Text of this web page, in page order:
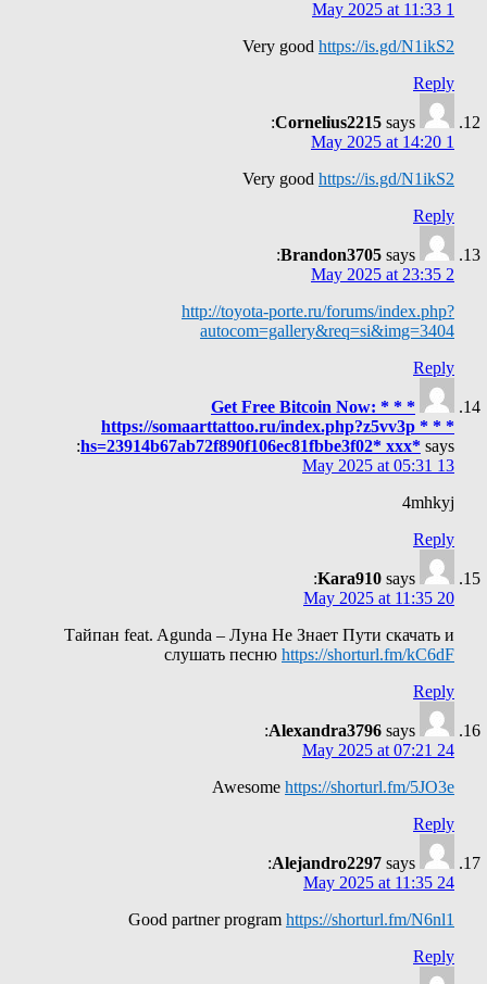
1 May 2025 at 11:33
Very good https://is.gd/N1ikS2
Reply
Cornelius2215 says:
1 May 2025 at 14:20
Very good https://is.gd/N1ikS2
Reply
Brandon3705 says:
2 May 2025 at 23:35
http://toyota-porte.ru/forums/index.php?
autocom=gallery&req=si&img=3404
Reply
* * * Get Free Bitcoin Now:
https://somaarttattoo.ru/index.php?z5vv3p * * *
hs=23914b67ab72f890f106ec81fbbe3f02* ххх* says:
13 May 2025 at 05:31
4mhkyj
Reply
Kara910 says:
20 May 2025 at 11:35
Тайпан feat. Agunda – Луна Не Знает Пути скачать и
слушать песню https://shorturl.fm/kC6dF
Reply
Alexandra3796 says:
24 May 2025 at 07:21
Awesome https://shorturl.fm/5JO3e
Reply
Alejandro2297 says:
24 May 2025 at 11:35
Good partner program https://shorturl.fm/N6nl1
Reply